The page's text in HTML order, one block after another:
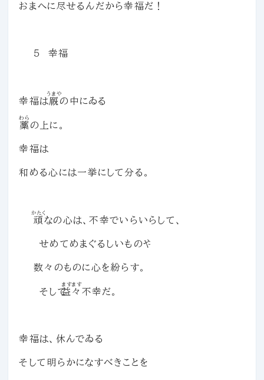
おまへに尽せるんだから幸福だ！
５ 幸福
幸福は厩
うまや
の中にゐる
藁
わら
の上に。
幸福は
和める心には一挙にして分る。
頑
かたく
なの心は、不幸でいらいらして、
せめてめまぐるしいものや
数々のものに心を紛らす。
そして益々
ますます
不幸だ。
幸福は、休んでゐる
そして明らかになすべきことを